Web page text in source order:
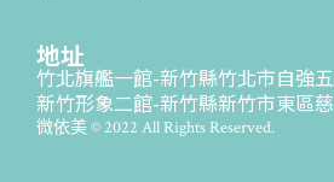
地址
竹北旗艦一館-新竹縣竹北市自強
新竹形象二館-新竹縣新竹市東區
微依美 © 2022 All Rights Reserved.